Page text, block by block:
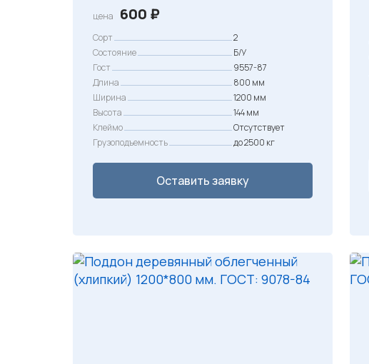
цена 600 ₽
Сорт
2
Состояние
Б/У
Гост
9557-87
Длина
800 мм
Ширина
1200 мм
Высота
144 мм
Клеймо
Отсутствует
Грузоподъемность
до 2500 кг
Оставить заявку